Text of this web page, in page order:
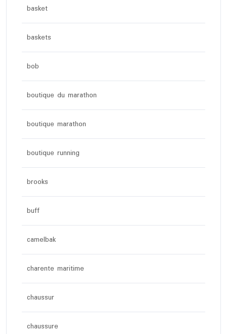
basket
baskets
bob
boutique du marathon
boutique marathon
boutique running
brooks
buff
camelbak
charente maritime
chaussur
chaussure